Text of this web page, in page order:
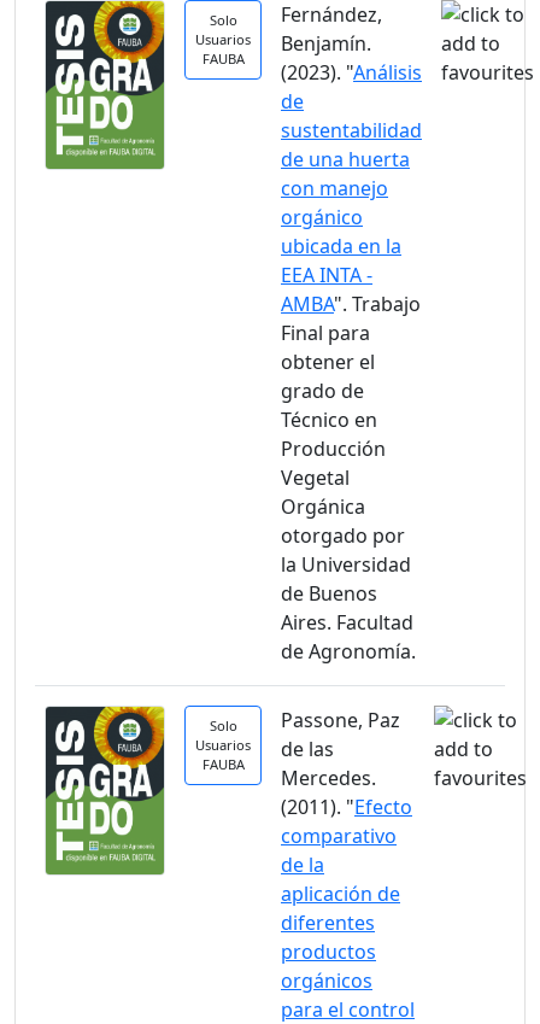
Solo
Usuarios
FAUBA
Fernández,
Benjamín.
(2023). "Análisis
de
sustentabilidad
de una huerta
con manejo
orgánico
ubicada en la
EEA INTA -
AMBA". Trabajo
Final para
obtener el
grado de
Técnico en
Producción
Vegetal
Orgánica
otorgado por
la Universidad
de Buenos
Aires. Facultad
de Agronomía.
Solo
Usuarios
FAUBA
Passone, Paz
de las
Mercedes.
(2011). "Efecto
comparativo
de la
aplicación de
diferentes
productos
orgánicos
para el control